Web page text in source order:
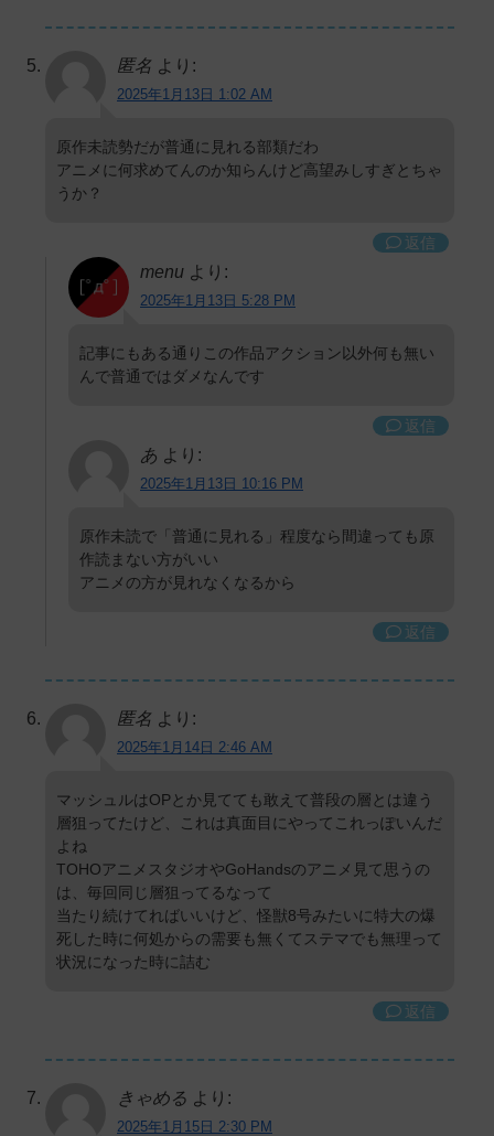
匿名 より:
2025年1月13日 1:02 AM
原作未読勢だが普通に見れる部類だわ
アニメに何求めてんのか知らんけど高望みしすぎとちゃ
うか？
返信
menu より:
2025年1月13日 5:28 PM
記事にもある通りこの作品アクション以外何も無い
んで普通ではダメなんです
返信
あ より:
2025年1月13日 10:16 PM
原作未読で「普通に見れる」程度なら間違っても原
作読まない方がいい
アニメの方が見れなくなるから
返信
匿名 より:
2025年1月14日 2:46 AM
マッシュルはOPとか見てても敢えて普段の層とは違う
層狙ってたけど、これは真面目にやってこれっぽいんだ
よね
TOHOアニメスタジオやGoHandsのアニメ見て思うの
は、毎回同じ層狙ってるなって
当たり続けてればいいけど、怪獣8号みたいに特大の爆
死した時に何処からの需要も無くてステマでも無理って
状況になった時に詰む
返信
きゃめる より:
2025年1月15日 2:30 PM